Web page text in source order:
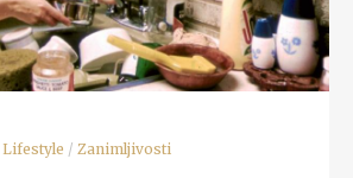
Lifestyle / Zanimljivosti